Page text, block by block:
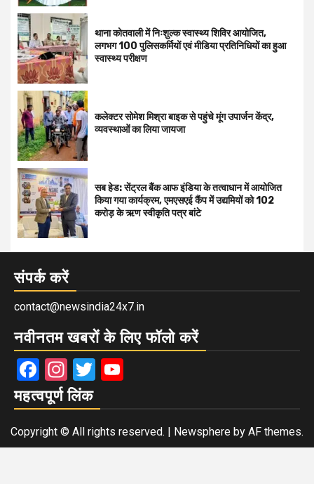
थाना कोतवाली में निःशुल्क स्वास्थ्य शिविर आयोजित,
लगभग 100 पुलिसकर्मियों एवं मीडिया प्रतिनिधियों का हुआ
स्वास्थ्य परीक्षण
कलेक्टर सोमेश मिश्रा बाइक से पहुंचे मूंग उपार्जन केंद्र,
व्यवस्थाओं का लिया जायजा
सब हेड: सेंट्रल बैंक आफ इंडिया के तत्वाधान में आयोजित
किया गया कार्यक्रम, एमएसएई कैंप में उद्यमियों को 102
करोड़ के ऋण स्वीकृति पत्र बांटे
संपर्क करें
contact@newsindia24x7.in
नवीनतम खबरों के लिए फॉलो करें
Facebook
Instagram
Twitter
महत्वपूर्ण लिंक
Copyright © All rights reserved. | Newsphere by AF themes.